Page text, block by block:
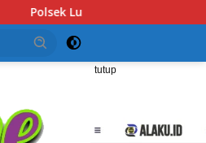
Beserta 74 Cartridge
tutup